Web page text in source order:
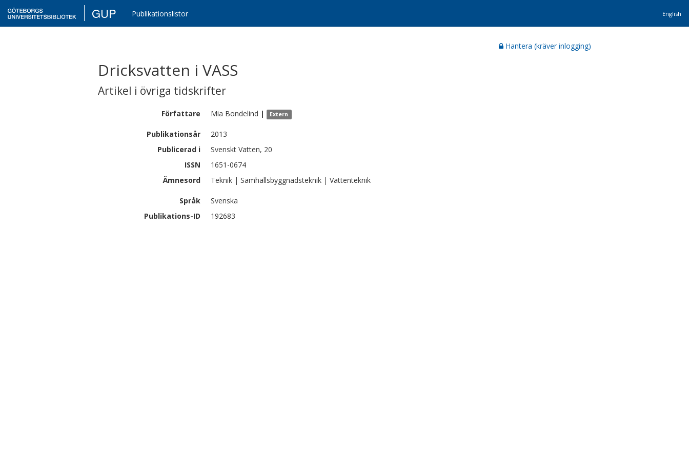
GUP Publikationslistor English
Hantera (kräver inlogging)
Dricksvatten i VASS
Artikel i övriga tidskrifter
Författare Mia Bondelind | Extern
Publikationsår
2013
Publicerad i
Svenskt Vatten, 20
ISSN
1651-0674
Ämnesord
Teknik | Samhällsbyggnadsteknik | Vattenteknik
Språk
Svenska
Publikations-ID
192683